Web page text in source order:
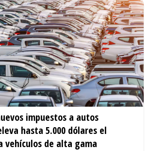
impuestos a autos
hasta 5.000 dólares el
vehículos de alta gama